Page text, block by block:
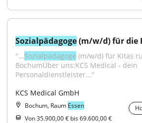
Sozialpädagoge (m/w/d) für die
"...Sozialpädagoge (m/w/d) für Kitas
BochumÜber uns:KCS Medical - dein
Personaldienstleister..."
KCS Medical GmbH
Bochum, Raum Essen
Von 35.900,00 € bis 69.600,00 €